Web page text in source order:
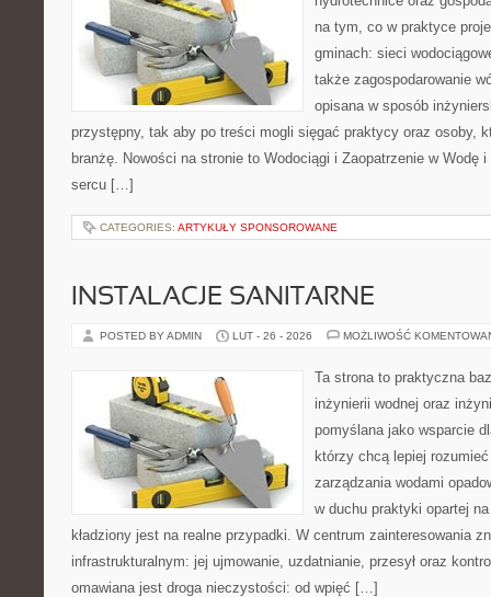
na tym, co w praktyce
gminach: sieci
także zagospodarowanie
opisana w sposób
przystępny, tak aby po treści mogli sięgać praktycy oraz osoby,
branżę. Nowości na stronie to Wodociągi i Zaopatrzenie w Wodę
sercu […]
CATEGORIES: ARTYKUŁY SPONSOROWANE
INSTALACJE SANITARNE
POSTED BY ADMIN LUT - 26 - 2026 MOŻLIWOŚĆ
Ta strona to praktyczna
inżynierii wodnej oraz
pomyślana jako wsparcie
którzy chcą lepiej
zarządzania wodami
w duchu praktyki opartej
kładziony jest na realne przypadki. W centrum zainteresowania
infrastrukturalnym: jej ujmowanie, uzdatnianie, przesył oraz
omawiana jest droga nieczystości: od wpięć […]